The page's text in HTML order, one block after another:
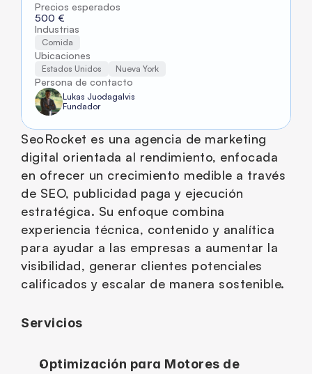
SeoRocket es una agencia de marketing
digital orientada al rendimiento, enfocada
en ofrecer un crecimiento medible a través
de SEO, publicidad paga y ejecución
estratégica. Su enfoque combina
experiencia técnica, contenido y analítica
para ayudar a las empresas a aumentar la
visibilidad, generar clientes potenciales
calificados y escalar de manera sostenible.
Servicios
Optimización para Motores de
Precios esperados
500 €
Industrias
Comida
Ubicaciones
Estados Unidos Nueva York
Persona de contacto
Lukas Juodagalvis
Fundador